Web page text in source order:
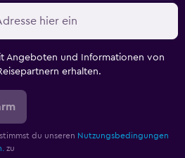
Angeboten und Informationen von
erhalten.
du unseren Nutzungsbedingungen
zu